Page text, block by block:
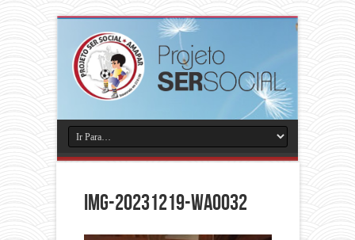
IMG-20231219-WA0032